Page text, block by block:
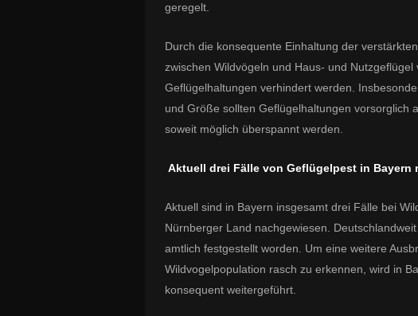
geregelt.
Durch die konsequente Einhaltung der
zwischen Wildvögeln und Haus- und
Geflügelhaltungen verhindert werden.
und Größe sollten Geflügelhaltungen vorsorglich
soweit möglich überspannt werden.
Aktuell drei Fälle von Geflügelpest in Bayern
Aktuell sind in Bayern insgesamt drei Fälle bei
Nürnberger Land nachgewiesen.
amtlich festgestellt worden. Um eine weitere
Wildvogelpopulation rasch zu erkennen, wird in
konsequent weitergeführt.